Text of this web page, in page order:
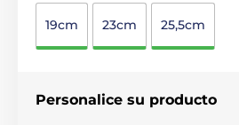
19cm 23cm 25,5cm
Personalice su producto